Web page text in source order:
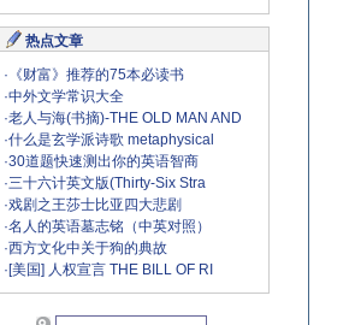
热点文章
· 《财富》推荐的75本必读书
·中外文学常识大全
·老人与海(书摘)-THE OLD MAN AND
·什么是玄学派诗歌 metaphysical
·30道题快速测出你的英语智商
·三十六计英文版(Thirty-Six Stra
·戏剧之王莎士比亚四大悲剧
·名人的英语墓志铭（中英对照）
·西方文化中关于狗的典故
· [美国] 人权宣言 THE BILL OF RI